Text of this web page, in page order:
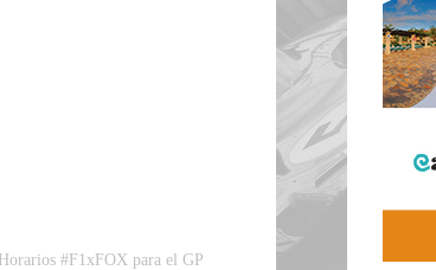
Horarios #F1xFOX para el GP